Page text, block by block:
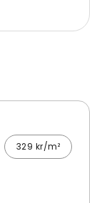
329 kr/m²